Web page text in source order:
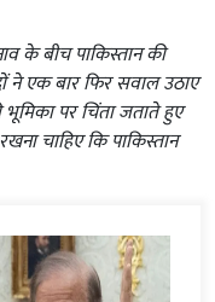
के बीच पाकिस्तान की
ने एक बार फिर सवाल उठाए
पर चिंता जताते हुए
चाहिए कि पाकिस्तान